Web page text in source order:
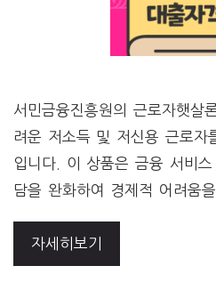
서민금융진흥원의 근로자햇살
려운 저소득 및 저신용 근로자
입니다. 이 상품은 금융 서비
담을 완화하여 경제적 어려움
자세히보기